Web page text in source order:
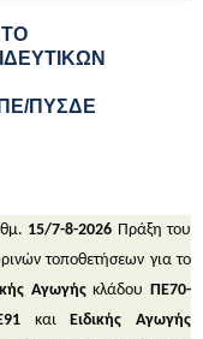
ΠΥΣΔΕ
15/7-8-2026 Πράξη του
τοποθετήσεων για το
ΑγωγήςκλάδουΠΕ70-
καιΕιδικής Αγωγής